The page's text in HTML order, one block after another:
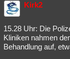
Kirk2
15.28 Uhr: Die
Kliniken nahmen
Behandlung auf,